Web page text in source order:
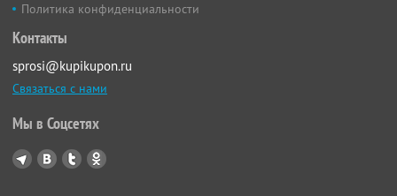
Политика конфиденциальности
Контакты
sprosi@kupikupon.ru
Связаться с нами
Мы в Соцсетях